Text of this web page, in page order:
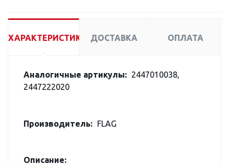
ХАРАКТЕРИСТИКИ ДОСТАВКА ОПЛАТА
Аналогичные артикулы: 2447010038,
2447222020
Производитель: FLAG
Описание: